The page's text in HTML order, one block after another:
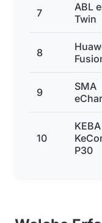
7
ABL
Twin
8
9
SMA
10
KEBA
P30